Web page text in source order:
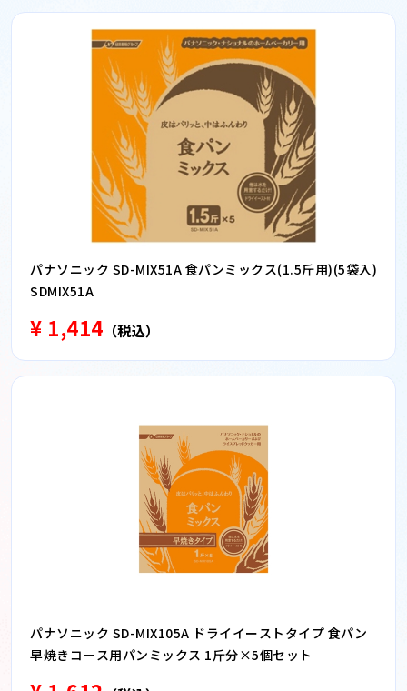
パナソニック SD-MIX51A 食パンミックス(1.5斤用)(5袋入)
SDMIX51A
¥ 1,414 （税込）
パナソニック SD-MIX105A ドライイーストタイプ 食パン
早焼きコース用パンミックス 1斤分×5個セット